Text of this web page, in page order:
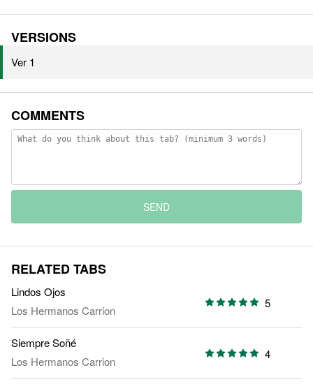
VERSIONS
Ver 1
COMMENTS
SEND
RELATED TABS
Lindos Ojos
Los Hermanos Carrion
5
Siempre Soñé
Los Hermanos Carrion
4